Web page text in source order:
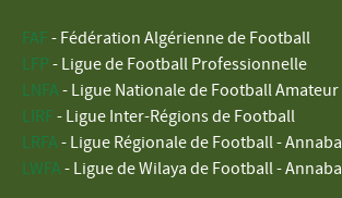
FAF - Fédération Algérienne de Football
LFP - Ligue de Football Professionnelle
LNFA - Ligue Nationale de Football Amateur
LIRF - Ligue Inter-Régions de Football
LRFA - Ligue Régionale de Football - Annaba
LWFA - Ligue de Wilaya de Football - Annaba